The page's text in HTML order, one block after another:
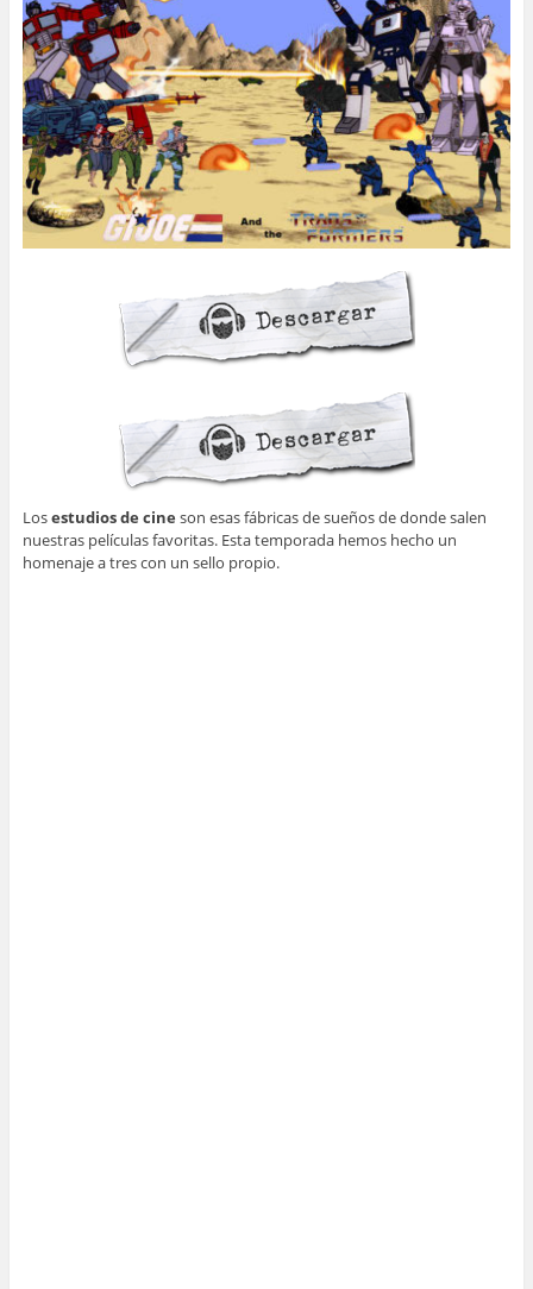
Losestudios de cine son esas fábricas de sueños de donde salen
nuestras películas favoritas. Esta temporada hemos hecho un
homenaje a tres con un sello propio.